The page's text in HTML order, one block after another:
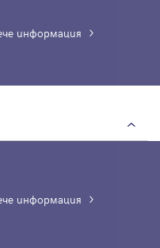
информация
информация